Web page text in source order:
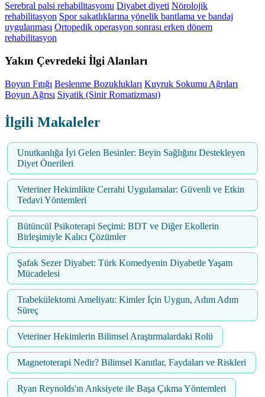
Serebral palsi rehabilitasyonu Diyabet diyeti Nörolojik
rehabilitasyon Spor sakatlıklarına yönelik bantlama ve bandaj
uygulanması Ortopedik operasyon sonrası erken dönem
rehabilitasyon
Yakın Çevredeki İlgi Alanları
Boyun Fıtığı Beslenme Bozuklukları Kuyruk Sokumu Ağrıları
Boyun Ağrısı Siyatik (Sinir Romatizması)
İlgili Makaleler
Unutkanlığa İyi Gelen Besinler: Beyin Sağlığını Destekleyen
Diyet Önerileri
Veteriner Hekimlikte Cerrahi Uygulamalar: Güvenli ve Etkin
Tedavi Yöntemleri
Bütüncül Psikoterapi Seçimi: BDT ve Diğer Ekollerin
Birleşimiyle Kalıcı Çözümler
Şafak Sezer Diyabet: Türk Komedyenin Diyabetle Yaşam
Mücadelesi
Trabekülektomi Ameliyatı: Kimler İçin Uygun, Adım Adım
Süreç
Veteriner Hekimlerin Bilimsel Araştırmalardaki Rolü
Magnetoterapi Nedir? Bilimsel Kanıtlar, Faydaları ve Riskleri
Ryan Reynolds'ın Anksiyete ile Başa Çıkma Yöntemleri